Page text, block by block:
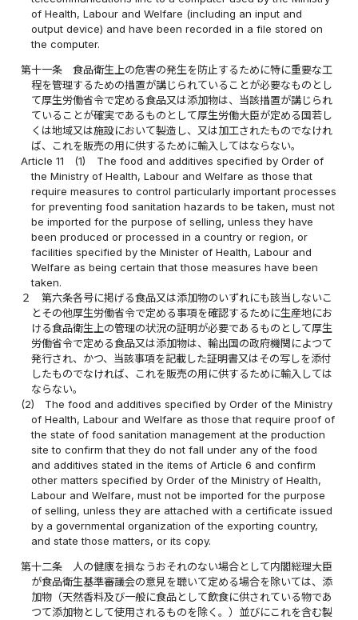
of Health, Labour and Welfare (including an input and
output device) and have been recorded in a file stored on
the computer.
第十一条
食品衛生上の危害の発生を防止するために特に重要な工
程を管理するための措置が講じられていることが必要なものとし
て厚生労働省令で定める食品又は添加物は、当該措置が講じられ
ていることが確実であるものとして厚生労働大臣が定める国若し
くは地域又は施設において製造し、又は加工されたものでなけれ
ば、これを販売の用に供するために輸入してはならない。
Article 11
(1)
The food and additives specified by Order of
the Ministry of Health, Labour and Welfare as those that
require measures to control particularly important processes
for preventing food sanitation hazards to be taken, must not
be imported for the purpose of selling, unless they have
been produced or processed in a country or region, or
facilities specified by the Minister of Health, Labour and
Welfare as being certain that those measures have been
taken.
２
第六条各号に掲げる食品又は添加物のいずれにも該当しないこ
とその他厚生労働省令で定める事項を確認するために生産地にお
ける食品衛生上の管理の状況の証明が必要であるものとして厚生
労働省令で定める食品又は添加物は、輸出国の政府機関によつて
発行され、かつ、当該事項を記載した証明書又はその写しを添付
したものでなければ、これを販売の用に供するために輸入しては
ならない。
(2)
The food and additives specified by Order of the Ministry
of Health, Labour and Welfare as those that require proof of
the state of food sanitation management at the production
site to confirm that they do not fall under any of the food
and additives stated in the items of Article 6 and confirm
other matters specified by Order of the Ministry of Health,
Labour and Welfare, must not be imported for the purpose
of selling, unless they are attached with a certificate issued
by a governmental organization of the exporting country,
and state those matters, or its copy.
第十二条
人の健康を損なうおそれのない場合として内閣総理大臣
が食品衛生基準審議会の意見を聴いて定める場合を除いては、添
加物（天然香料及び一般に食品として飲食に供されている物であ
つて添加物として使用されるものを除く。）並びにこれを含む製